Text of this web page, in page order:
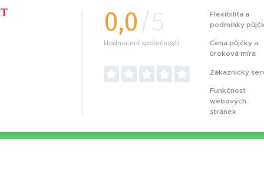
0,0/5
Hodnocení společnosti
Flexibilita a
podmínky
Cena půjčky a
úroková míra
Zákaznický
Funkčnost
webových
stránek